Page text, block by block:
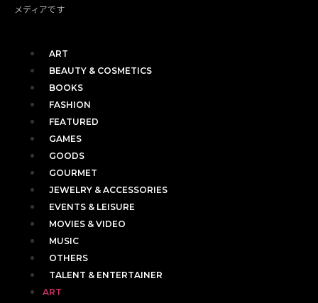
メディアです
ART
BEAUTY & COSMETICS
BOOKS
FASHION
FEATURED
GAMES
GOODS
GOURMET
JEWELRY & ACCESSORIES
EVENTS & LEISURE
MOVIES & VIDEO
MUSIC
OTHERS
TALENT & ENTERTAINER
ART